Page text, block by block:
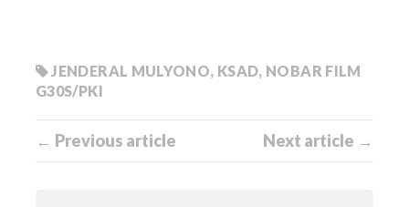
JENDERAL MULYONO, KSAD, NOBAR FILM
G30S/PKI
← Previous article Next article →